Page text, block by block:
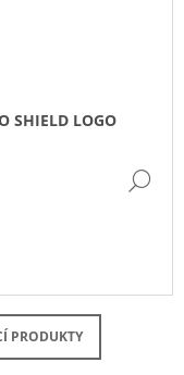
SHIELD LOGO
PRODUKTY